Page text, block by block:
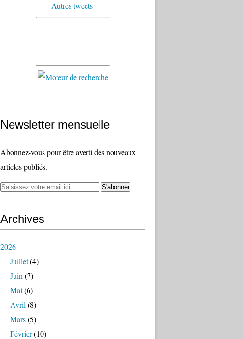
Autres tweets
Newsletter mensuelle
Abonnez-vous pour être averti des nouveaux
articles publiés.
Archives
2026
Juillet(4)
Juin (7)
Mai (6)
Avril (8)
Mars(5)
Février(10)